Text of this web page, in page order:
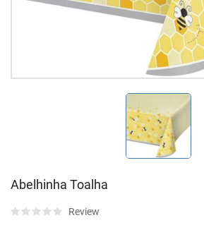
Abelhinha Toalha
Review